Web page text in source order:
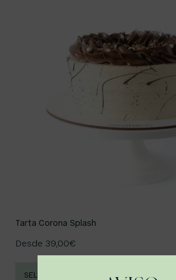
Tarta Corona Splash
Desde 39,00€
SELECCIONAR OPCIONES